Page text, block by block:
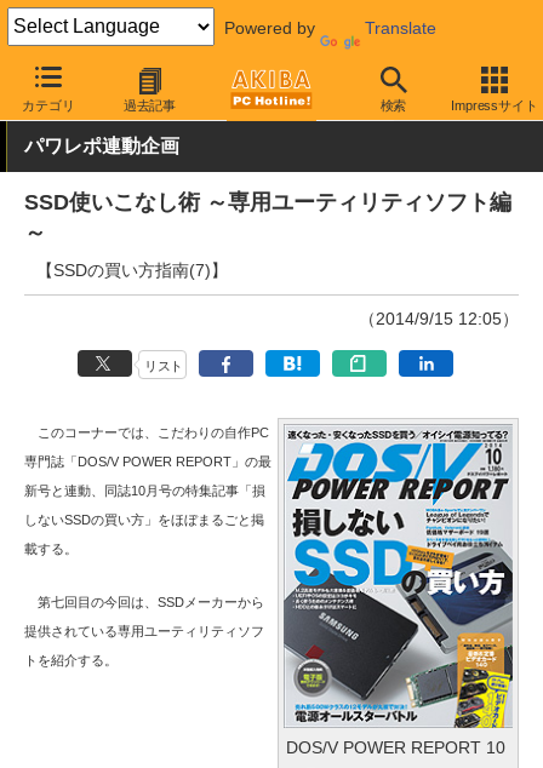
Powered by Translate
カテゴリ 過去記事 検索 Impressサイト
AKIBA PC Hotline! PCパーツ SSD
パワレポ連動企画
SSD使いこなし術 ～専用ユーティリティソフト編
～
【SSDの買い方指南(7)】
（2014/9/15 12:05）
リスト
DOS/V POWER REPORT 10
このコーナーでは、こだわりの自作PC
専門誌「DOS/V POWER REPORT」の最
新号と連動、同誌10月号の特集記事「損
しないSSDの買い方」をほぼまるごと掲
載する。
第七回目の今回は、SSDメーカーから
提供されている専用ユーティリティソフ
トを紹介する。